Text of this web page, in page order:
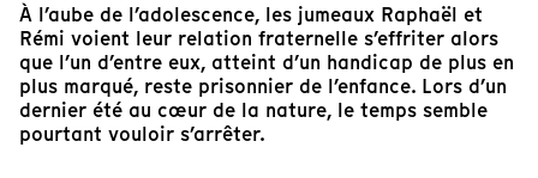
À l’aube de l’adolescence, les jumeaux Raphaël et
Rémi voient leur relation fraternelle s’effriter alors
que l’un d’entre eux, atteint d’un handicap de plus en
plus marqué, reste prisonnier de l’enfance. Lors d’un
dernier été au cœur de la nature, le temps semble
pourtant vouloir s’arrêter.